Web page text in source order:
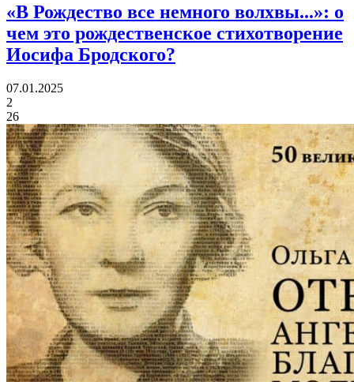
«В Рождество все немного волхвы...»: о
чем это рождественское стихотворение
Иосифа Бродского?
07.01.2025
2
26